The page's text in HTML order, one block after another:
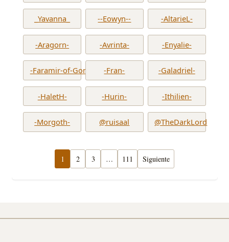
_Yavanna_ --Eowyn-- -AltarieL-
-Aragorn- -Avrinta- -Enyalie-
-Faramir-of-Gondor- -Fran- -Galadriel-
-HaletH- -Hurin- -Ithilien-
-Morgoth- @ruisaal @TheDarkLord
1 2 3 … 111 Siguiente